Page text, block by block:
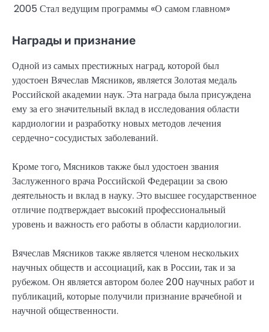
2005 Стал ведущим программы «О самом главном»
Награды и признание
Одной из самых престижных наград, которой был
удостоен Вячеслав Мясников, является Золотая медаль
Российской академии наук. Эта награда была присуждена
ему за его значительный вклад в исследования области
кардиологии и разработку новых методов лечения
сердечно-сосудистых заболеваний.
Кроме того, Мясников также был удостоен звания
Заслуженного врача Российской Федерации за свою
деятельность и вклад в науку. Это высшее государственное
отличие подтверждает высокий профессиональный
уровень и важность его работы в области кардиологии.
Вячеслав Мясников также является членом нескольких
научных обществ и ассоциаций, как в России, так и за
рубежом. Он является автором более 200 научных работ и
публикаций, которые получили признание врачебной и
научной общественности.